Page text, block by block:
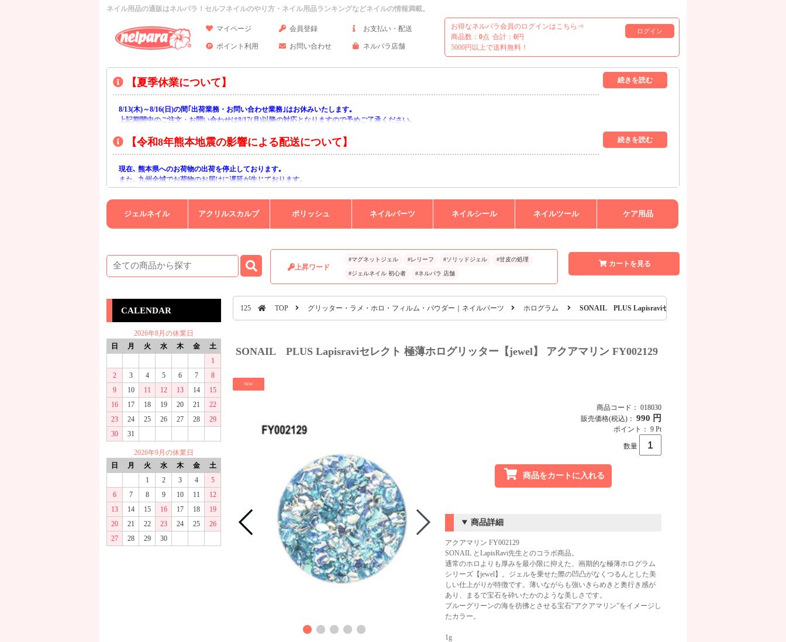
ネイル用品の通販はネルパラ！セルフネイルのやり方・ネイル用品ランキングなどネイルの情報満載。
マイページ 会員登録 お支払い・配送
ポイント利用 お問い合わせ ネルパラ店舗
お得なネルパラ会員のログインはこちら⇒
ログイン
商品数： 0点 合計： 0円
5000円以上で送料無料！
【夏季休業について】
8/13(木)～8/16(日)の間｢出荷業務・お問い合わせ業務｣はお休みいたします｡
上記期間中のご注文・お問い合わせは8/17(月)以降の対応となりますので予めご了承ください｡
【令和8年熊本地震の影響による配送について】
現在､ 熊本県へのお荷物の出荷を停止しております｡
また､ 九州全域でお荷物のお届けに遅延が生じております｡
ご不便をおかけいたしますが､ 何卒ご理解賜りますようお願い申し上げます｡
ジェルネイル アクリルスカルプ ポリッシュ ネイルパーツ ネイルシール ネイルツール ケア用品
上昇ワード
#マグネットジェル #レリーフ #ソリッドジェル #甘皮の処理
#ジェルネイル 初心者 #ネルパラ 店舗
カートを見る
CALENDAR
2026年8月の休業日
日
月 火 水 木 金
土
1
2
3 4 5 6 7
8
9
10 11 12 13 14
15
16
17 18 19 20 21
22
23
24 25 26 27 28
29
30
31
2026年9月の休業日
日
月 火 水 木 金
土
1
2 3 4
5
6
7 8 9 10 11
12
13
14 15 16 17 18
19
20
21 22 23 24 25
26
27
28 29 30
125 TOP グリッター・ラメ・ホロ・フィルム・パウダー｜ネイルパーツ ホログラム SONAIL PLUS Lapisraviセレクト 極薄ホログリッター【jewel】
SONAIL PLUS Lapisraviセレクト 極薄ホログリッター【jewel】 アクアマリン FY002129
NEW
商品画像
商品コード： 018030
販売価格(税込)： 990 円
ポイント： 9 Pt
数量
商品をカートに入れる
商品詳細
アクアマリン FY002129
SONAIL とLapisRavi先生とのコラボ商品。
通常のホロよりも厚みを最小限に抑えた、画期的な極薄ホログラム
シリーズ【jewel】。ジェルを乗せた際の凹凸がなくつるんとした美
しい仕上がりが特徴です。薄いながらも強いきらめきと奥行き感が
あり、まるで宝石を砕いたかのような美しさです。
ブルーグリーンの海を彷彿とさせる宝石“アクアマリン”をイメージし
たカラー。
1g